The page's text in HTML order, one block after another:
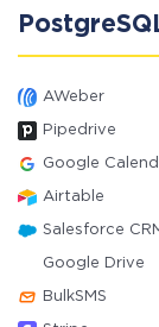
AWeber
Pipedrive
Google
Airtable
Salesforce
Google Drive
BulkSMS